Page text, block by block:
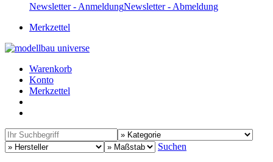
Newsletter - AnmeldungNewsletter - Abmeldung
Merkzettel
Warenkorb
Konto
Merkzettel
Suchen